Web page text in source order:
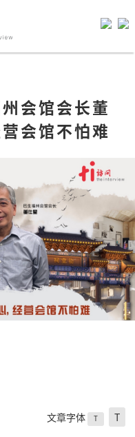
会馆会长董
会馆不怕难
文章字体 T T